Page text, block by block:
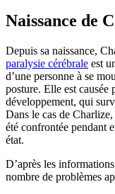
Naissance de
Depuis sa naissance,
paralysie cérébrale est
d’une personne à se
posture. Elle est causée
développement, qui
Dans le cas de
été confrontée pendant
état.
D’après les
nombre de problèmes